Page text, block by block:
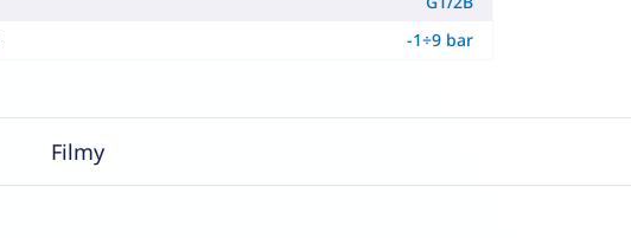
-1÷9 bar
Filmy